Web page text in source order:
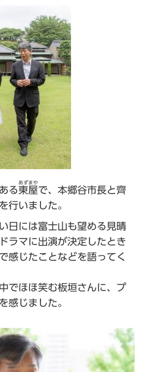
る東屋
あずまや
で、本郷谷市長と齊
を行いました。
日には富士山も望める見晴
ラマに出演が決定したとき
感じたことなどを語ってく
でほほ笑む板垣さんに、プ
感じました。